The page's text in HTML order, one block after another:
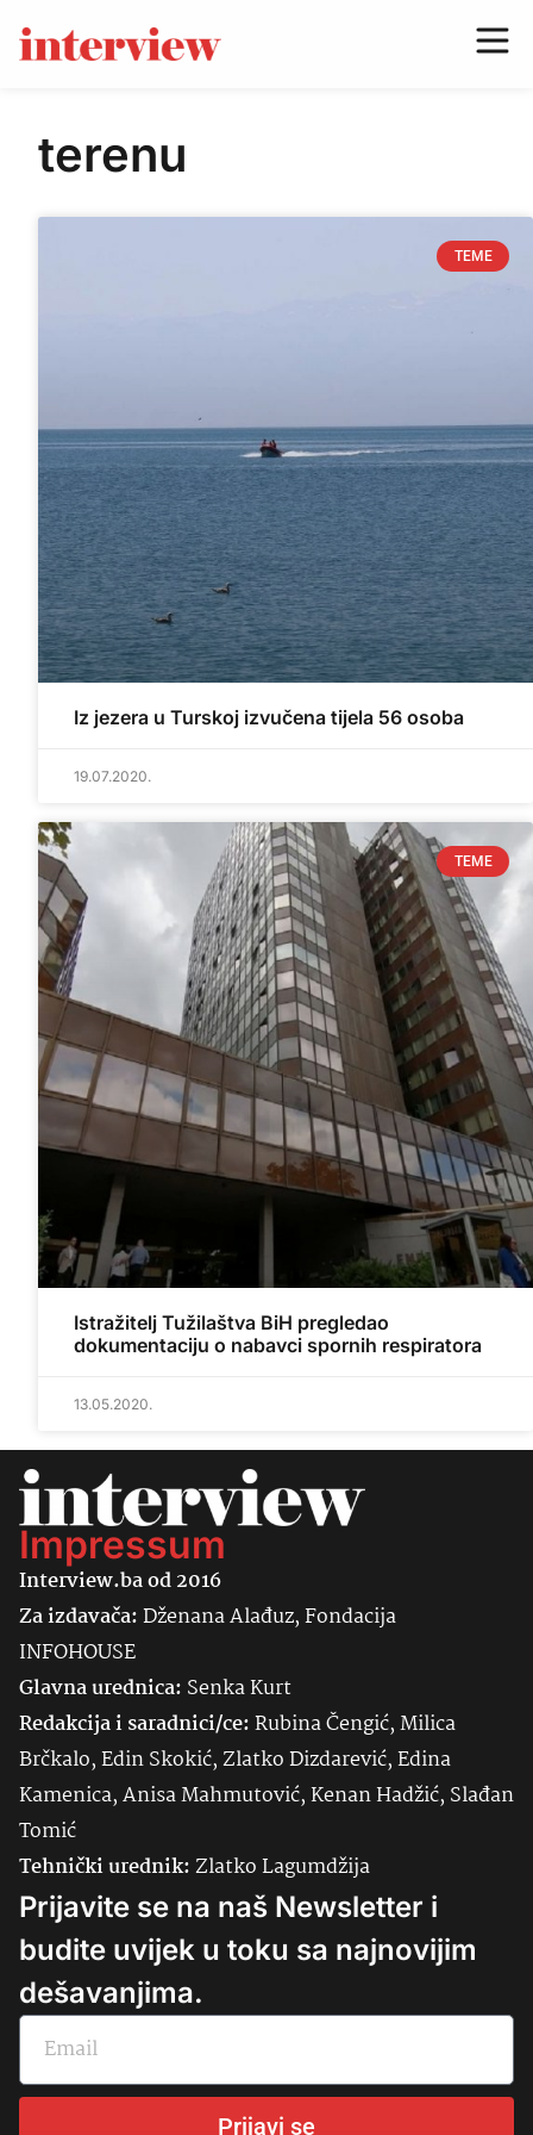
terenu
TEME
Iz jezera u Turskoj izvučena tijela 56 osoba
19.07.2020.
TEME
Istražitelj Tužilaštva BiH pregledao
dokumentaciju o nabavci spornih respiratora
13.05.2020.
Impressum
Interview.ba od 2016
Za izdavača:Dženana Alađuz, Fondacija
INFOHOUSE
Glavna urednica: SenkaKurt
Redakcija i saradnici/ce:Rubina Čengić, Milica
Brčkalo, Edin Skokić, Zlatko Dizdarević, Edina
Kamenica, Anisa Mahmutović, Kenan Hadžić, Slađan
Tomić
Tehnički urednik:Zlatko Lagumdžija
Prijavite se na naš Newsletter i
budite uvijek u toku sa najnovijim
dešavanjima.
Prijavi se